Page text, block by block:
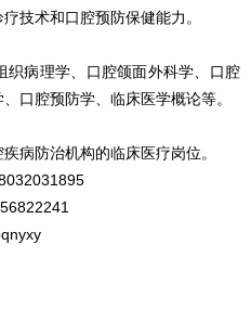
技术和口腔预防保健能力。
织病理学、口腔颌面外科学、口腔
口腔预防学、临床医学概论等。
病防治机构的临床医疗岗位。